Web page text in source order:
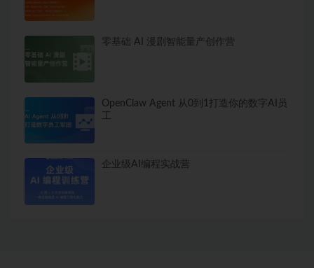
零基础 AI 漫剧智能量产创作营
OpenClaw Agent 从0到1打造你的数字AI员
企业级AI编程实战营